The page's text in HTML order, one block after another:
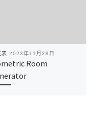
表 2023年11月28日
Room